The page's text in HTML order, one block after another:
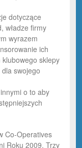
dotyczące
władze firmy
wyrazem
ich
sklepy
swojego
o to aby
Co-Operatives
Roku 2009. Trzy